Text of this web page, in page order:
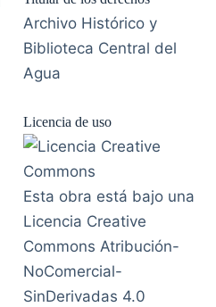
Archivo Histórico y
Biblioteca Central del
Agua
Licencia de uso
Esta obra está bajo una
Licencia Creative
Commons Atribución-
NoComercial-
SinDerivadas 4.0